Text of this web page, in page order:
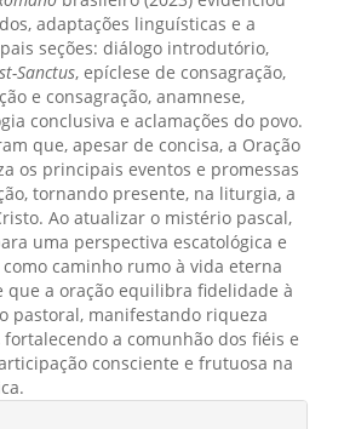
adaptações linguísticas e a
seções: diálogo introdutório,
Sanctus, epíclese de consagração,
e consagração, anamnese,
conclusiva e aclamações do povo.
que, apesar de concisa, a Oração
os principais eventos e promessas
tornando presente, na liturgia, a
Ao atualizar o mistério pascal,
uma perspectiva escatológica e
caminho rumo à vida eterna
que a oração equilibra fidelidade à
pastoral, manifestando riqueza
a comunhão dos fiéis e
consciente e frutuosa na